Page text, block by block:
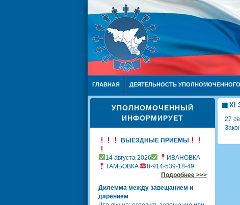
ГЛАВНАЯ ДЕЯТЕЛЬНОСТЬ УПОЛНОМОЧЕННОГО
УПОЛНОМОЧЕННЫЙ
ИНФОРМИРУЕТ
ВЫЕЗДНЫЕ ПРИЕМЫ
14 августа 2026
ИВАНОВКА
ТАМБОВКА
8-914-539-18-49
Подробнее >>>
Дилемма между завещанием и
дарением
XI
27